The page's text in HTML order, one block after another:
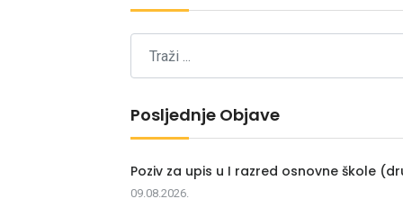
Posljednje Objave
Poziv za upis u I razred osnovne škole
09.08.2026.